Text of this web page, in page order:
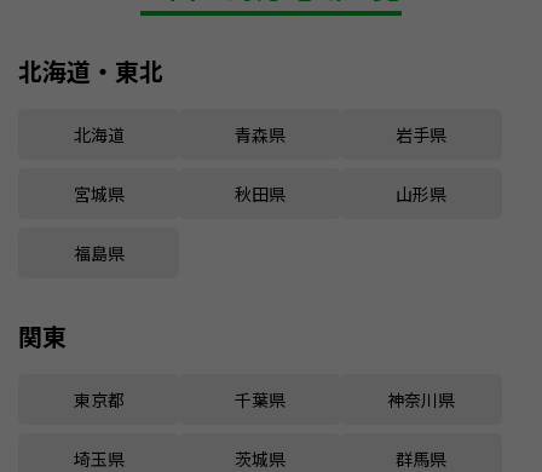
北海道・東北
北海道 青森県 岩手県
宮城県 秋田県 山形県
福島県
関東
東京都 千葉県 神奈川県
埼玉県 茨城県 群馬県